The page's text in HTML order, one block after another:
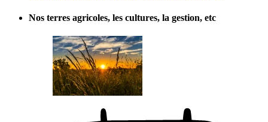
Nos terres agricoles, les cultures, la gestion, etc